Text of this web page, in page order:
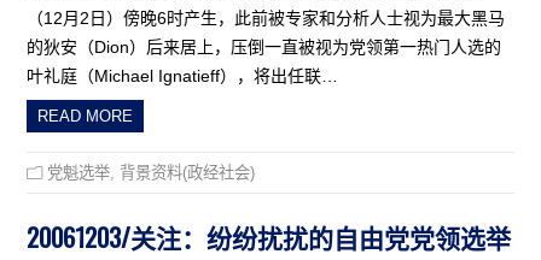
（12月2日）傍晚6时产生，此前被专家和分析人士视为最大黑马
的狄安（Dion）后来居上，压倒一直被视为党领第一热门人选的
叶礼庭（Michael Ignatieff），将出任联…
READ MORE
党魁选举 背景资料(政经社会)
20061203/关注：纷纷扰扰的自由党党领选举